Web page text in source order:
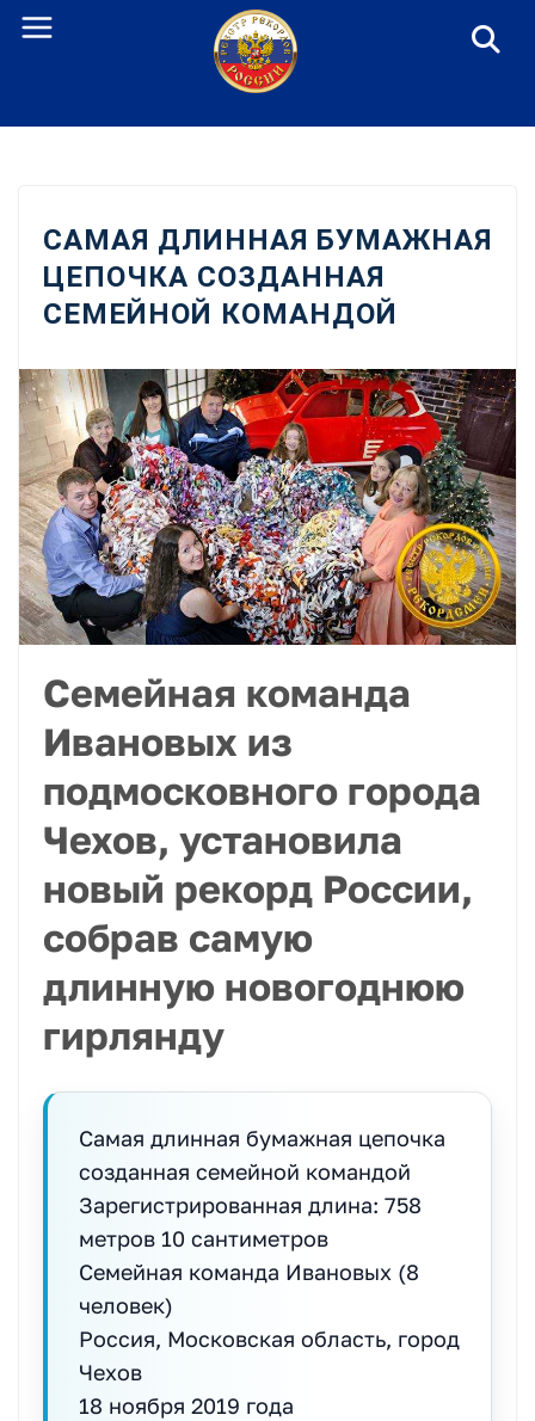
Перейти
САМАЯ ДЛИННАЯ БУМАЖНАЯ
ЦЕПОЧКА СОЗДАННАЯ
СЕМЕЙНОЙ КОМАНДОЙ
Семейная команда
Ивановых из
подмосковного города
Чехов, установила
новый рекорд России,
собрав самую
длинную новогоднюю
гирлянду
Самая длинная бумажная цепочка
созданная семейной командой
Зарегистрированная длина: 758
метров 10 сантиметров
Семейная команда Ивановых (8
человек)
Россия, Московская область, город
Чехов
18 ноября 2019 года